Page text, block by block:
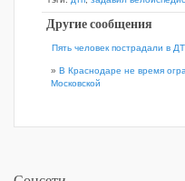
Другие сообщения
Пять человек пострадали в
» В Краснодаре не время
Московской